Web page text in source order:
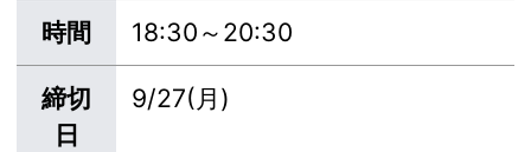
時間 18:30～20:30
締切
日
9/27(月)